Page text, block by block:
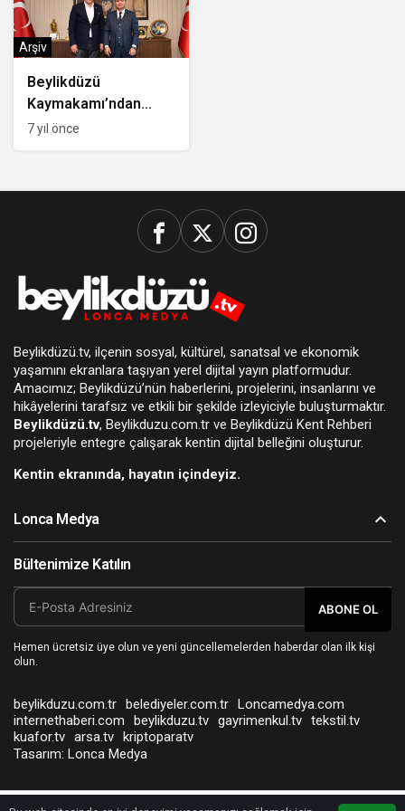
Beylikdüzü
Kaymakamı’ndan
Başkan Çalık’a
Arşiv
7 yıl önce
Beylikdüzü.tv, ilçenin sosyal, kültürel, sanatsal ve ekonomik
yaşamını ekranlara taşıyan yerel dijital yayın platformudur.
Amacımız; Beylikdüzü’nün haberlerini, projelerini, insanlarını ve
hikâyelerini tarafsız ve etkili bir şekilde izleyiciyle buluşturmaktır.
Beylikdüzü.tv, Beylikduzu.com.tr ve Beylikdüzü Kent Rehberi
projeleriyle entegre çalışarak kentin dijital belleğini oluşturur.
Kentin ekranında, hayatın içindeyiz.
Lonca Medya
Bültenimize Katılın
ABONE OL
Hemen ücretsiz üye olun ve yeni güncellemelerden haberdar olan ilk kişi
olun.
beylikduzu.com.tr belediyeler.com.tr Loncamedya.com
internethaberi.com
beylikduzu.tv gayrimenkul.tv tekstil.tv
kuafor.tv arsa.tv kriptoparatv
Tasarım: Lonca Medya